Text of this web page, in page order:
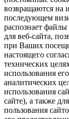
возвращаются на
последующем
распознает
для веб-сайта,
при Ваших
настоящего
технических
использования
аналитических
использования
сайте), а также
пользования